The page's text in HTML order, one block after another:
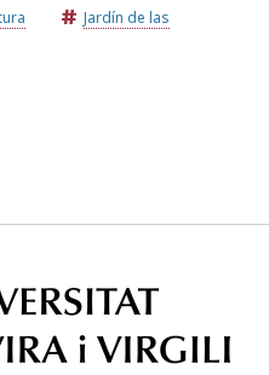
de la URV
Jardín de las